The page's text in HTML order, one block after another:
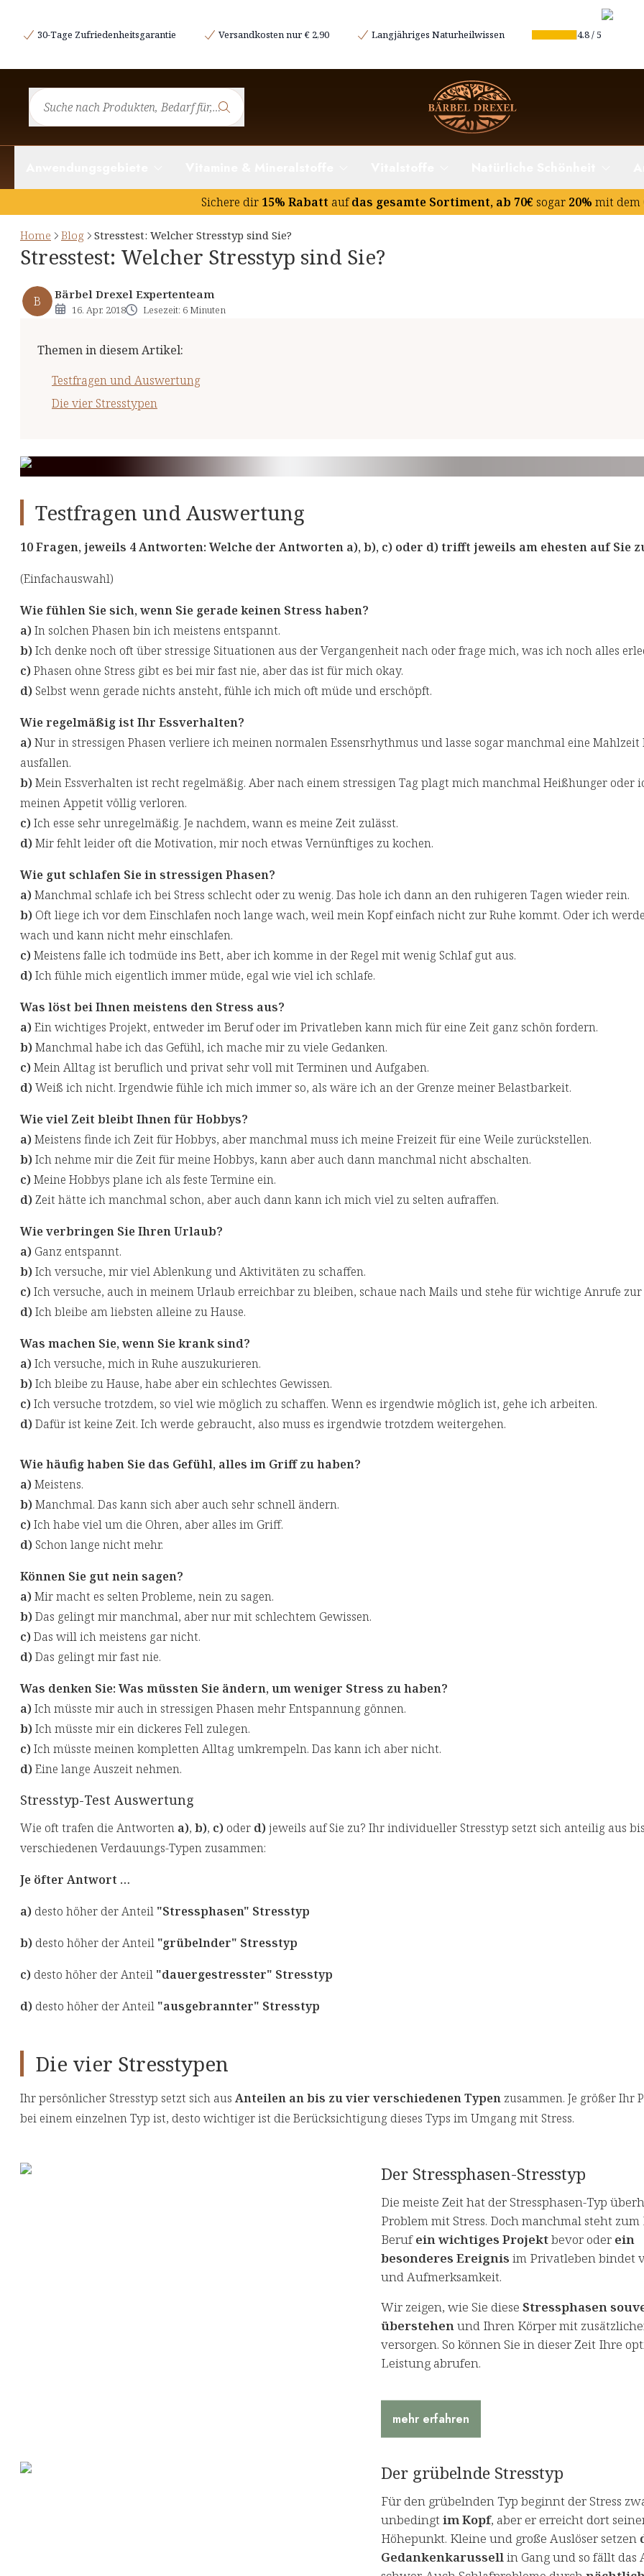
30-Tage Zufriedenheitsgarantie Versandkosten nur € 2,90 Langjähriges Naturheilwissen 4.8/5
Sichere dir 15% Rabatt aufdas gesamte Sortiment, ab 70€ sogar 20% mit dem
Home Blog Stresstest: Welcher Stresstyp sind Sie?
Stresstest: Welcher Stresstyp sind Sie?
B Bärbel Drexel Expertenteam
16. Apr. 2018 Lesezeit: 6 Minuten
Themen in diesem Artikel:
Testfragen und Auswertung
Die vier Stresstypen
Testfragen und Auswertung
Testfragen und Auswertung
10 Fragen, jeweils 4 Antworten: Welche der Antworten a), b), c) oder d) trifft jeweils am ehesten auf Sie
(Einfachauswahl)
Wie fühlen Sie sich, wenn Sie gerade keinen Stress haben?
a) In solchen Phasen bin ich meistens entspannt.
b) Ich denke noch oft über stressige Situationen aus der Vergangenheit nach oder frage mich, was ich noch alles
c) Phasen ohne Stress gibt es bei mir fast nie, aber das ist für mich okay.
d) Selbst wenn gerade nichts ansteht, fühle ich mich oft müde und erschöpft.
Wie regelmäßig ist Ihr Essverhalten?
a) Nur in stressigen Phasen verliere ich meinen normalen Essensrhythmus und lasse sogar manchmal eine
ausfallen.
b) Mein Essverhalten ist recht regelmäßig. Aber nach einem stressigen Tag plagt mich manchmal Heißhunger oder
meinen Appetit völlig verloren.
c) Ich esse sehr unregelmäßig. Je nachdem, wann es meine Zeit zulässt.
d) Mir fehlt leider oft die Motivation, mir noch etwas Vernünftiges zu kochen.
Wie gut schlafen Sie in stressigen Phasen?
a) Manchmal schlafe ich bei Stress schlecht oder zu wenig. Das hole ich dann an den ruhigeren Tagen wieder rein.
b) Oft liege ich vor dem Einschlafen noch lange wach, weil mein Kopf einfach nicht zur Ruhe kommt. Oder ich
wach und kann nicht mehr einschlafen.
c) Meistens falle ich todmüde ins Bett, aber ich komme in der Regel mit wenig Schlaf gut aus.
d) Ich fühle mich eigentlich immer müde, egal wie viel ich schlafe.
Was löst bei Ihnen meistens den Stress aus?
a) Ein wichtiges Projekt, entweder im Beruf oder im Privatleben kann mich für eine Zeit ganz schön fordern.
b) Manchmal habe ich das Gefühl, ich mache mir zu viele Gedanken.
c) Mein Alltag ist beruflich und privat sehr voll mit Terminen und Aufgaben.
d) Weiß ich nicht. Irgendwie fühle ich mich immer so, als wäre ich an der Grenze meiner Belastbarkeit.
Wie viel Zeit bleibt Ihnen für Hobbys?
a) Meistens finde ich Zeit für Hobbys, aber manchmal muss ich meine Freizeit für eine Weile zurückstellen.
b) Ich nehme mir die Zeit für meine Hobbys, kann aber auch dann manchmal nicht abschalten.
c) Meine Hobbys plane ich als feste Termine ein.
d) Zeit hätte ich manchmal schon, aber auch dann kann ich mich viel zu selten aufraffen.
Wie verbringen Sie Ihren Urlaub?
a) Ganz entspannt.
b) Ich versuche, mir viel Ablenkung und Aktivitäten zu schaffen.
c) Ich versuche, auch in meinem Urlaub erreichbar zu bleiben, schaue nach Mails und stehe für wichtige Anrufe zur
d) Ich bleibe am liebsten alleine zu Hause.
Was machen Sie, wenn Sie krank sind?
a) Ich versuche, mich in Ruhe auszukurieren.
b) Ich bleibe zu Hause, habe aber ein schlechtes Gewissen.
c) Ich versuche trotzdem, so viel wie möglich zu schaffen. Wenn es irgendwie möglich ist, gehe ich arbeiten.
d) Dafür ist keine Zeit. Ich werde gebraucht, also muss es irgendwie trotzdem weitergehen.
Wie häufig haben Sie das Gefühl, alles im Griff zu haben?
a) Meistens.
b) Manchmal. Das kann sich aber auch sehr schnell ändern.
c) Ich habe viel um die Ohren, aber alles im Griff.
d) Schon lange nicht mehr.
Können Sie gut nein sagen?
a) Mir macht es selten Probleme, nein zu sagen.
b) Das gelingt mir manchmal, aber nur mit schlechtem Gewissen.
c) Das will ich meistens gar nicht.
d) Das gelingt mir fast nie.
Was denken Sie: Was müssten Sie ändern, um weniger Stress zu haben?
a) Ich müsste mir auch in stressigen Phasen mehr Entspannung gönnen.
b) Ich müsste mir ein dickeres Fell zulegen.
c) Ich müsste meinen kompletten Alltag umkrempeln. Das kann ich aber nicht.
d) Eine lange Auszeit nehmen.
Stresstyp-Test Auswertung
Wie oft trafen die Antworten a), b), c) oder d) jeweils auf Sie zu? Ihr individueller Stresstyp setzt sich anteilig aus
verschiedenen Verdauungs-Typen zusammen:
Je öfter Antwort …
a) desto höher der Anteil "Stressphasen" Stresstyp
b) desto höher der Anteil "grübelnder" Stresstyp
c) desto höher der Anteil "dauergestresster" Stresstyp
d) desto höher der Anteil "ausgebrannter" Stresstyp
Die vier Stresstypen
Ihr persönlicher Stresstyp setzt sich aus Anteilen an bis zu vier verschiedenen Typen zusammen. Je größer Ihr
bei einem einzelnen Typ ist, desto wichtiger ist die Berücksichtigung dieses Typs im Umgang mit Stress.
Der Stressphasen-Stresstyp
Die meiste Zeit hat der Stressphasen-Typ
Problem mit Stress. Doch manchmal steht
Berufein wichtiges Projektbevor oder ein
besonderes Ereignis im Privatleben bindet
und Aufmerksamkeit.
Wir zeigen, wie Sie diese Stressphasen
überstehenund Ihren Körper mit
versorgen. So können Sie in dieser Zeit Ihre
Leistung abrufen.
mehr erfahren
Der grübelnde Stresstyp
Für den grübelnden Typ beginnt der Stress
unbedingtim Kopf, aber er erreicht dort
Höhepunkt. Kleine und große Auslöser setzen
Gedankenkarussellin Gang und so fällt das